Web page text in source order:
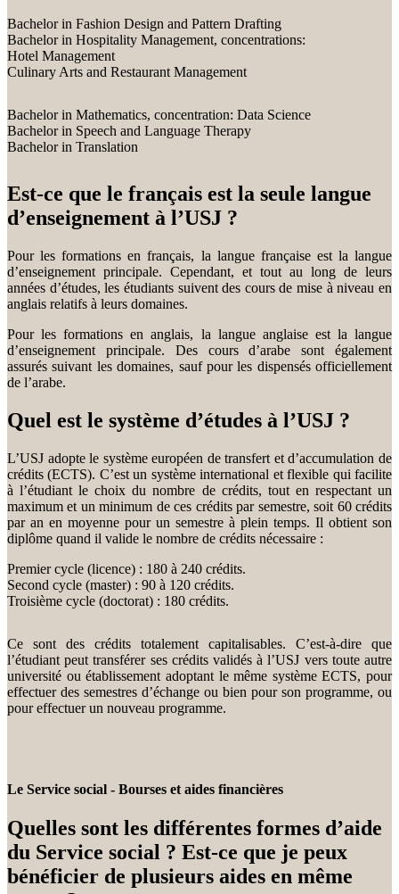
Bachelor in Fashion Design and Pattern Drafting
Bachelor in Hospitality Management, concentrations:
Hotel Management
Culinary Arts and Restaurant Management
Bachelor in Mathematics, concentration: Data Science
Bachelor in Speech and Language Therapy
Bachelor in Translation
Est-ce que le français est la seule langue
d’enseignement à l’USJ ?
Pour les formations en français, la langue française est la langue
d’enseignement principale. Cependant, et tout au long de leurs
années d’études, les étudiants suivent des cours de mise à niveau en
anglais relatifs à leurs domaines.
Pour les formations en anglais, la langue anglaise est la langue
d’enseignement principale. Des cours d’arabe sont également
assurés suivant les domaines, sauf pour les dispensés officiellement
de l’arabe.
Quel est le système d’études à l’USJ ?
L’USJ adopte le système européen de transfert et d’accumulation de
crédits (ECTS). C’est un système international et flexible qui facilite
à l’étudiant le choix du nombre de crédits, tout en respectant un
maximum et un minimum de ces crédits par semestre, soit 60 crédits
par an en moyenne pour un semestre à plein temps. Il obtient son
diplôme quand il valide le nombre de crédits nécessaire :
Premier cycle (licence) : 180 à 240 crédits.
Second cycle (master) : 90 à 120 crédits.
Troisième cycle (doctorat) : 180 crédits.
Ce sont des crédits totalement capitalisables. C’est-à-dire que
l’étudiant peut transférer ses crédits validés à l’USJ vers toute autre
université ou établissement adoptant le même système ECTS, pour
effectuer des semestres d’échange ou bien pour son programme, ou
pour effectuer un nouveau programme.
Le Service social - Bourses et aides financières
Quelles sont les différentes formes d’aide
du Service social ? Est-ce que je peux
bénéficier de plusieurs aides en même